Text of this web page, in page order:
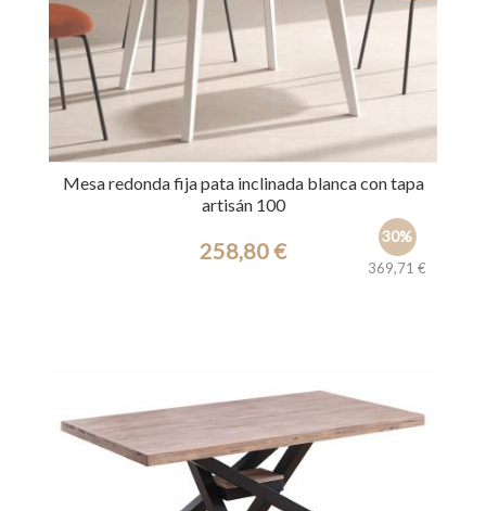
Mesa redonda fija pata inclinada blanca con tapa
artisán 100
30%
369,71 €
258,80 €